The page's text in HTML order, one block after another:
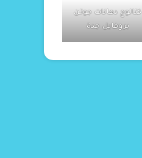
كتالوج دهانات جوتن
بروفايل جدة